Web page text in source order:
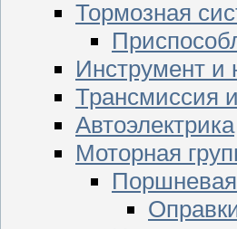
Тормозная
Инструмент и
Трансмиссия
Автоэлектрика
Моторная
Поршневая